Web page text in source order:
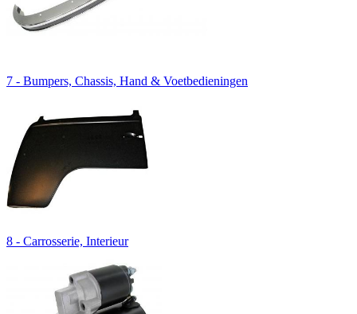
7 - Bumpers, Chassis, Hand & Voetbedieningen
8 - Carrosserie, Interieur